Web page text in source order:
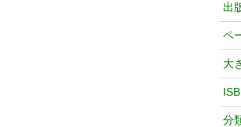
出
ペ
大
分